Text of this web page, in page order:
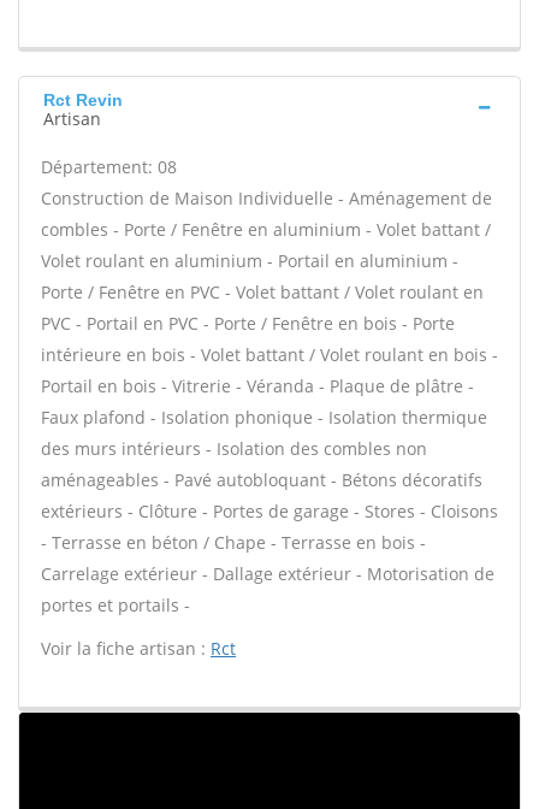
Rct Revin
Artisan
Département: 08
Construction de Maison Individuelle - Aménagement de
combles - Porte / Fenêtre en aluminium - Volet battant /
Volet roulant en aluminium - Portail en aluminium -
Porte / Fenêtre en PVC - Volet battant / Volet roulant en
PVC - Portail en PVC - Porte / Fenêtre en bois - Porte
intérieure en bois - Volet battant / Volet roulant en bois -
Portail en bois - Vitrerie - Véranda - Plaque de plâtre -
Faux plafond - Isolation phonique - Isolation thermique
des murs intérieurs - Isolation des combles non
aménageables - Pavé autobloquant - Bétons décoratifs
extérieurs - Clôture - Portes de garage - Stores - Cloisons
- Terrasse en béton / Chape - Terrasse en bois -
Carrelage extérieur - Dallage extérieur - Motorisation de
portes et portails -
Voir la fiche artisan : Rct